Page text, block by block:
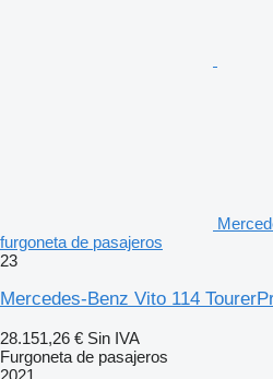
furgoneta de pasajeros
23
Mercedes-Benz Vito 114
28.151,26 € Sin IVA
Furgoneta de pasajeros
2021